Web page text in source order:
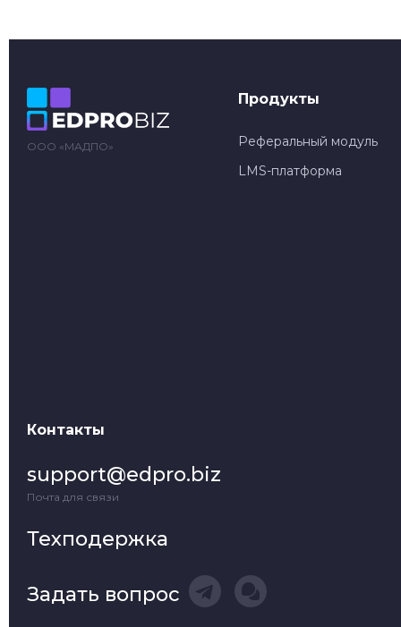
ООО «МАДПО»
Продукты
Реферальный модуль
LMS-платформа
Контакты
support@edpro.biz
Почта для связи
Техподержка
Задать вопрос